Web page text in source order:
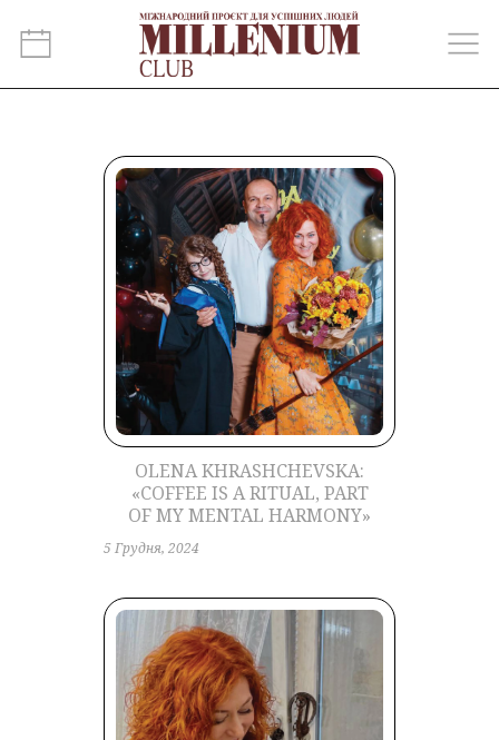
OLENA KHRASHCHEVSKA:
«COFFEE IS A RITUAL, PART
OF MY MENTAL HARMONY»
5 Грудня, 2024